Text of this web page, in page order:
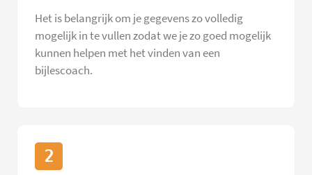
Het is belangrijk om je gegevens zo volledig
mogelijk in te vullen zodat we je zo goed mogelijk
kunnen helpen met het vinden van een
bijlescoach.
2